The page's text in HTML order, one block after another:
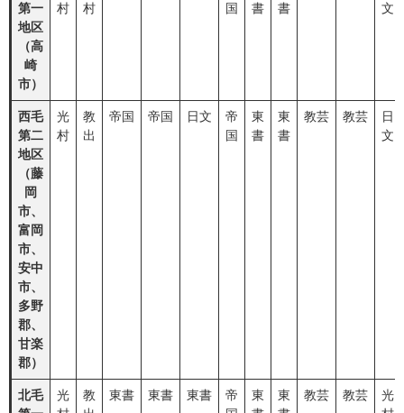
第一
地区
（高
崎
市）
村
村
国
書
書
文
西毛
第二
地区
（藤
岡
市、
富岡
市、
安中
市、
多野
郡、
甘楽
郡）
光
村
教
出
帝国 帝国 日文
帝
国
東
書
東
書
教芸 教芸
日
文
北毛
光
教
東書 東書 東書
帝
東
東
教芸 教芸
光